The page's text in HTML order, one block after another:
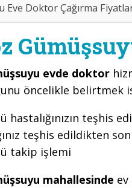
Eve Doktor Çağırma
evde doktor
öncelikle belirtmek
hastalığınızın teşhis
teşhis edildikten
takip işlemi
mahallesinde